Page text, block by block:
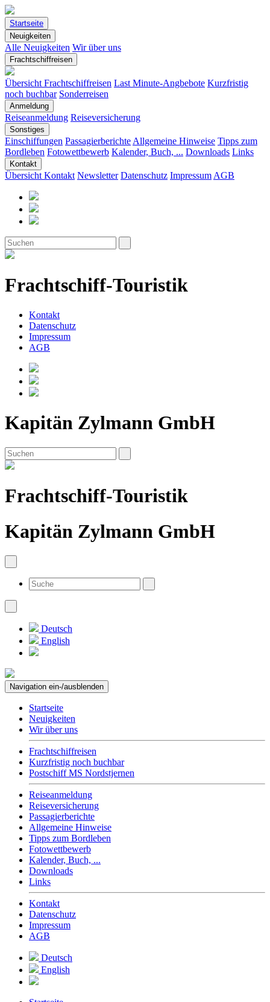
Startseite
Neuigkeiten
Alle Neuigkeiten Wir über uns
Frachtschiffreisen
Übersicht Frachtschiffreisen Last Minute-Angbebote Kurzfristig
noch buchbar Sonderreisen
Anmeldung
Reiseanmeldung Reiseversicherung
Sonstiges
Einschiffungen Passagierberichte Allgemeine Hinweise Tipps zum
Bordleben Fotowettbewerb Kalender, Buch, ... Downloads Links
Kontakt
Übersicht Kontakt Newsletter Datenschutz Impressum AGB
Frachtschiff-Touristik
Kontakt
Datenschutz
Impressum
AGB
Kapitän Zylmann GmbH
Frachtschiff-Touristik
Kapitän Zylmann GmbH
Deutsch
English
Navigation ein-/ausblenden
Startseite
Neuigkeiten
Wir über uns
Frachtschiffreisen
Kurzfristig noch buchbar
Postschiff MS Nordstjernen
Reiseanmeldung
Reiseversicherung
Passagierberichte
Allgemeine Hinweise
Tipps zum Bordleben
Fotowettbewerb
Kalender, Buch, ...
Downloads
Links
Kontakt
Datenschutz
Impressum
AGB
Deutsch
English